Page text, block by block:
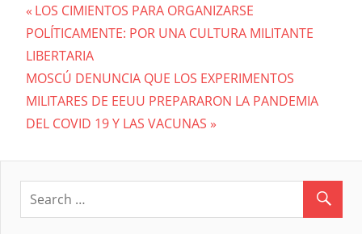
Navegación
de
entradas
Previous
Post:
LOS CIMIENTOS PARA ORGANIZARSE
POLÍTICAMENTE: POR UNA CULTURA MILITANTE
LIBERTARIA
Next
Post:
MOSCÚ DENUNCIA QUE LOS EXPERIMENTOS
MILITARES DE EEUU PREPARARON LA PANDEMIA
DEL COVID 19 Y LAS VACUNAS